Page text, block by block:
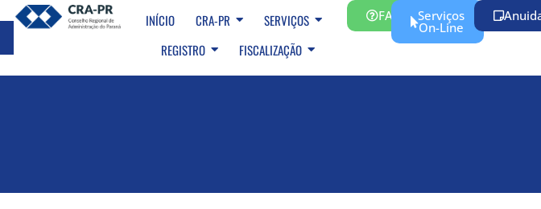
INÍCIO CRA-PR
SERVIÇOS
REGISTRO
FISCALIZAÇÃO
FAQ Serviços
On-Line